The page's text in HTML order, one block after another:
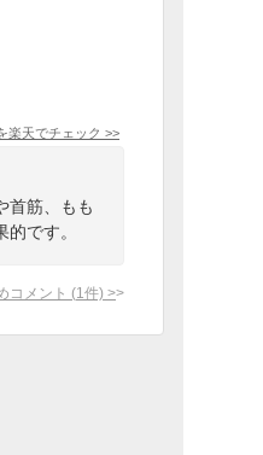
楽天でチェック >>
首筋、もも
です。
コメント (1 件) >